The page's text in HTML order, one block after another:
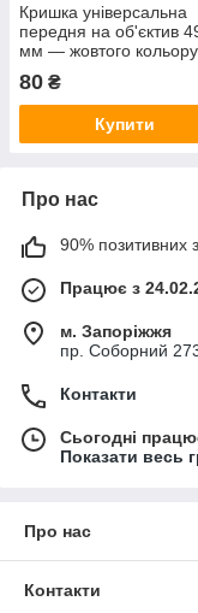
Кришка універсальна
передня на об'єктив
мм — жовтого
з внутрішнім
шнурком
80 ₴
Купити
Про нас
90% позитивних з
Працює з
м. Запоріжжя
пр. Соборний
Контакти
Сьогодні
Показати весь
Про нас
Контакти